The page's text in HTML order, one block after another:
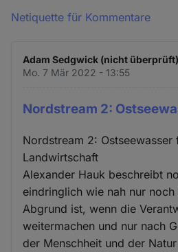
Netiquette für Kommentare
Adam Sedgwick (nicht überprüft)
Mo. 7 Mär 2022 - 13:55
Nordstream 2:
Nordstream 2: Ostseewasser
Landwirtschaft
Alexander Hauk beschreibt
eindringlich wie nah nur
Abgrund ist, wenn die
weitermachen und nur nach
der Menschheit und der